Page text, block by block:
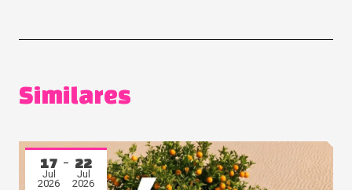
Similares
17
Jul
2026
22
Jul
2026